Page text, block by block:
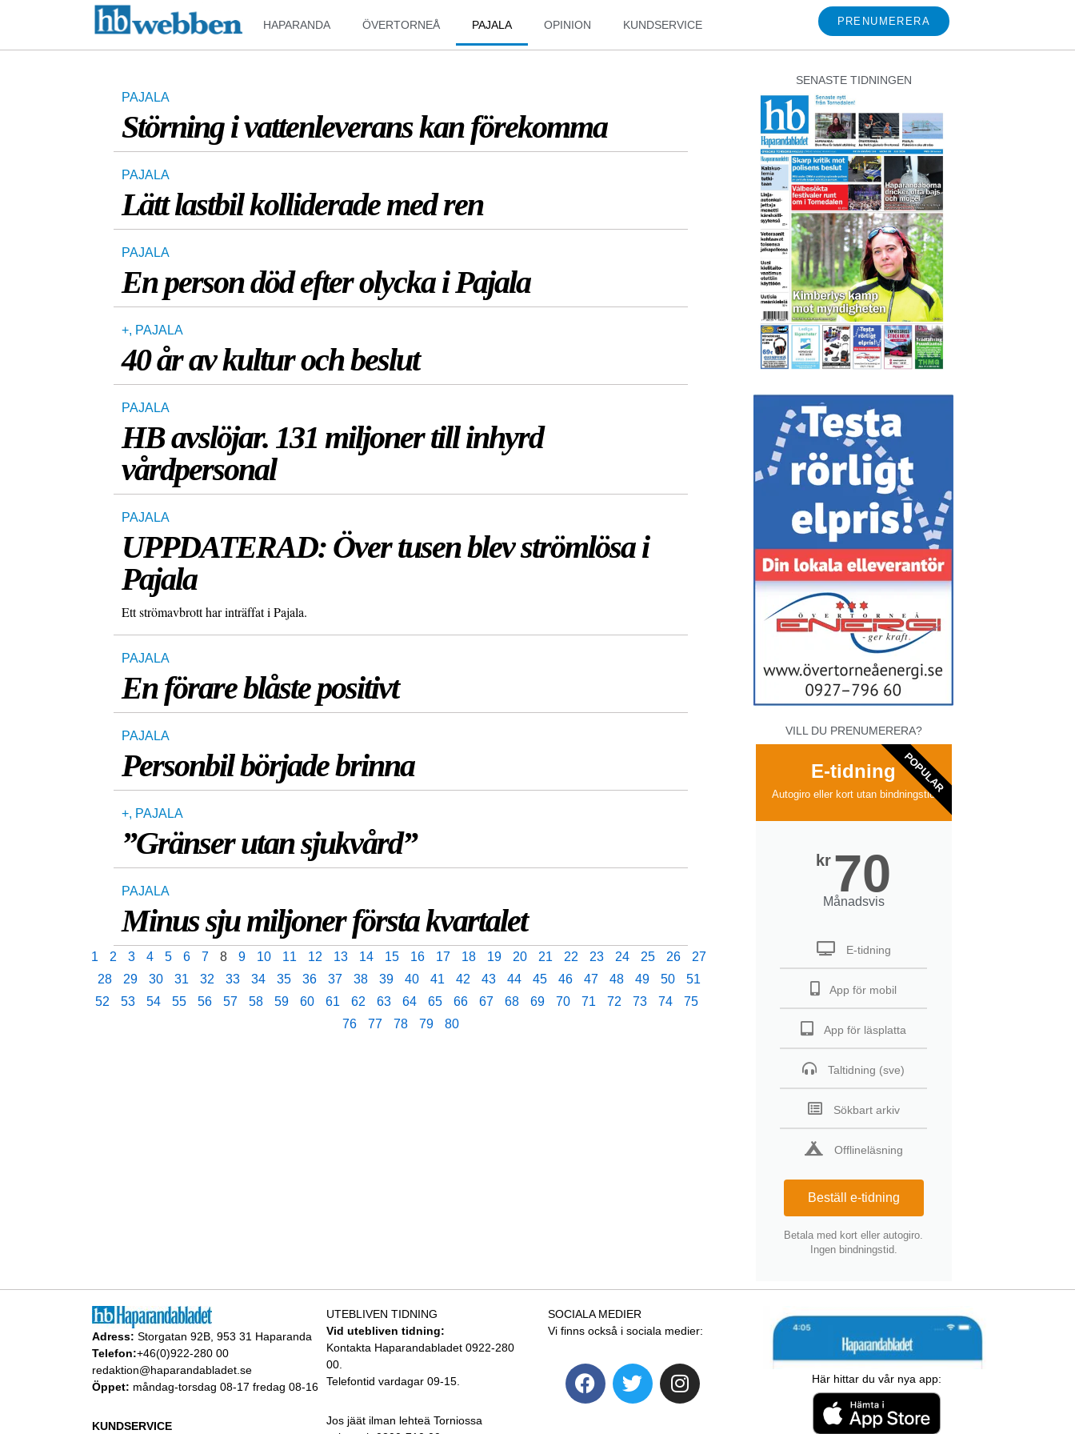
HAPARANDA ÖVERTORNEÅ PAJALA OPINION KUNDSERVICE PRENUMERERA
PAJALA
Störning i vattenleverans kan förekomma
PAJALA
Lätt lastbil kolliderade med ren
PAJALA
En person död efter olycka i Pajala
+, PAJALA
40 år av kultur och beslut
PAJALA
HB avslöjar. 131 miljoner till inhyrd
vårdpersonal
PAJALA
UPPDATERAD: Över tusen blev strömlösa i
Pajala
Ett strömavbrott har inträffat i Pajala.
PAJALA
En förare blåste positivt
PAJALA
Personbil började brinna
+, PAJALA
”Gränser utan sjukvård”
PAJALA
Minus sju miljoner första kvartalet
1 2 3 4 5 6 7 8 9 10 11 12 13 14 15 16 17 18 19 20 21 22 23 24 25 26
27
28
29 30 31 32 33 34 35 36 37 38 39 40 41 42 43 44 45 46 47 48 49 50
51
52
53 54 55 56 57 58 59 60 61 62 63 64 65 66 67 68 69 70 71 72 73 74
75
76
77 78 79 80
SENASTE TIDNINGEN
VILL DU PRENUMERERA?
E-tidning
Autogiro eller kort utan bindningstid
kr 70
Månadsvis
E-tidning
App för mobil
App för läsplatta
Taltidning (sve)
Sökbart arkiv
Offlineläsning
Beställ e-tidning
Betala med kort eller autogiro.
Ingen bindningstid.
POPULAR
Adress: Storgatan 92B, 953 31 Haparanda
Telefon:+46(0)922-280 00
redaktion@haparandabladet.se
Öppet: måndag-torsdag 08-17 fredag 08-16
KUNDSERVICE
UTEBLIVEN TIDNING
Vid utebliven tidning:
Kontakta Haparandabladet 0922-280
00.
Telefontid vardagar 09-15.
Jos jäät ilman lehteä Torniossa
SOCIALA MEDIER
Vi finns också i sociala medier:
Här hittar du vår nya app: